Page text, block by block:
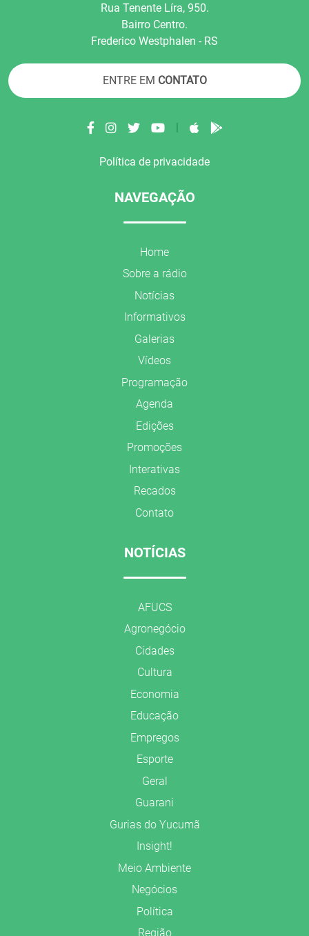
Rua Tenente Líra, 950.
Bairro Centro.
Frederico Westphalen - RS
ENTRE EM CONTATO
|
Política de privacidade
NAVEGAÇÃO
Home
Sobre a rádio
Notícias
Informativos
Galerias
Vídeos
Programação
Agenda
Edições
Promoções
Interativas
Recados
Contato
NOTÍCIAS
AFUCS
Agronegócio
Cidades
Cultura
Economia
Educação
Empregos
Esporte
Geral
Guarani
Gurias do Yucumã
Insight!
Meio Ambiente
Negócios
Política
Região